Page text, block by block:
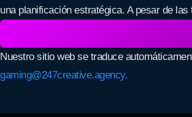
una planificación estratégica. A pesar de
Nuestro sitio web se traduce
gaming@247creative.agency.